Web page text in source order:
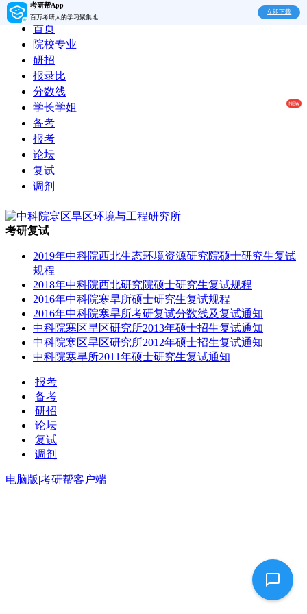
考研帮App
百万考研人的学习聚集地
立即下载
首页
院校专业
研招
报录比
分数线
学长学姐
备考
报考
论坛
复试
调剂
考研复试
2019年中科院西北生态环境资源研究院硕士研究生复试
规程
2018年中科院西北研究院硕士研究生复试规程
2016年中科院寒旱所硕士研究生复试规程
2016年中科院寒旱所考研复试分数线及复试通知
中科院寒区旱区研究所2013年硕士招生复试通知
中科院寒区旱区研究所2012年硕士招生复试通知
中科院寒旱所2011年硕士研究生复试通知
|报考
|备考
|研招
|论坛
|复试
|调剂
电脑版|考研帮客户端